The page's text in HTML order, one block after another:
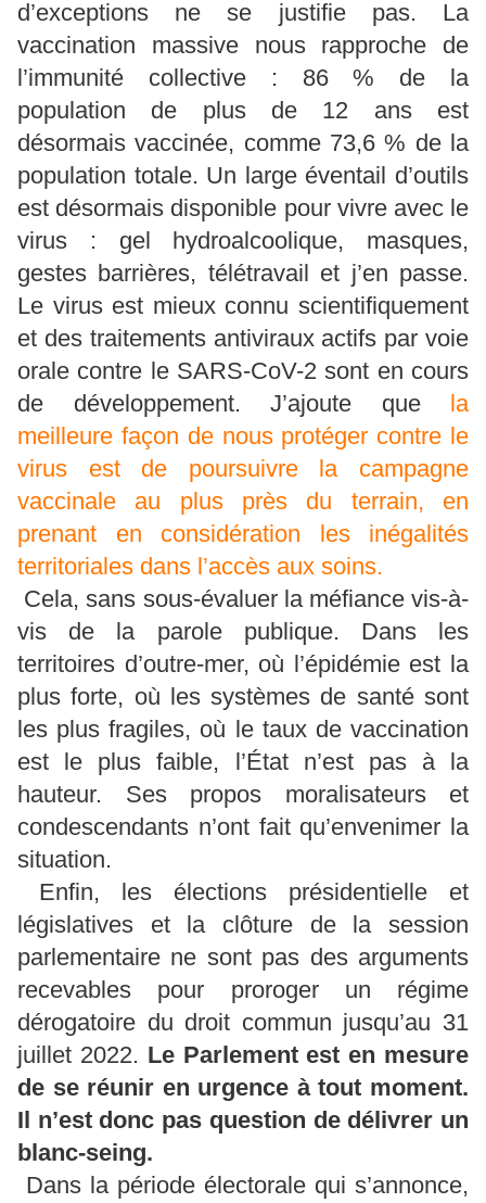
d’exceptions ne se justifie pas. La
vaccination massive nous rapproche de
l’immunité collective : 86 % de la
population de plus de 12 ans est
désormais vaccinée, comme 73,6 % de la
population totale. Un large éventail d’outils
est désormais disponible pour vivre avec le
virus : gel hydroalcoolique, masques,
gestes barrières, télétravail et j’en passe.
Le virus est mieux connu scientifiquement
et des traitements antiviraux actifs par voie
orale contre le SARS-CoV-2 sont en cours
de développement. J’ajoute que la
meilleure façon de nous protéger contre le
virus est de poursuivre la campagne
vaccinale au plus près du terrain, en
prenant en considération les inégalités
territoriales dans l’accès aux soins.
Cela, sans sous-évaluer la méfiance vis-à-
vis de la parole publique. Dans les
territoires d’outre-mer, où l’épidémie est la
plus forte, où les systèmes de santé sont
les plus fragiles, où le taux de vaccination
est le plus faible, l’État n’est pas à la
hauteur. Ses propos moralisateurs et
condescendants n’ont fait qu’envenimer la
situation.
Enfin, les élections présidentielle et
législatives et la clôture de la session
parlementaire ne sont pas des arguments
recevables pour proroger un régime
dérogatoire du droit commun jusqu’au 31
juillet 2022. Le Parlement est en mesure
de se réunir en urgence à tout moment.
Il n’est donc pas question de délivrer un
blanc-seing.
Dans la période électorale qui s’annonce,